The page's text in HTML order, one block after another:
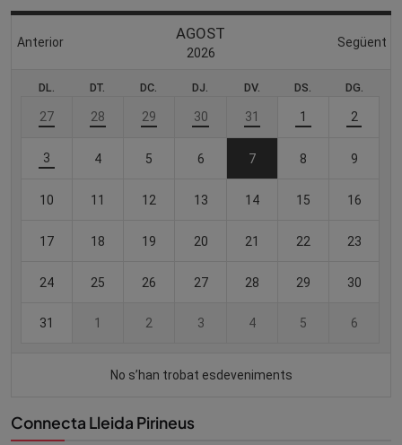
Connecta Lleida Pirineus